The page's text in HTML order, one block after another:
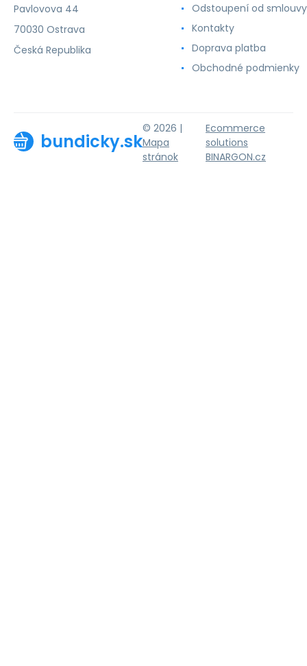
Pavlovova 44
70030 Ostrava
Česká Republika
Odstoupení od smlouvy
Kontakty
Doprava platba
Obchodné podmienky
bundicky.sk
© 2026 |
Mapa
stránok
Ecommerce
solutions
BINARGON.cz